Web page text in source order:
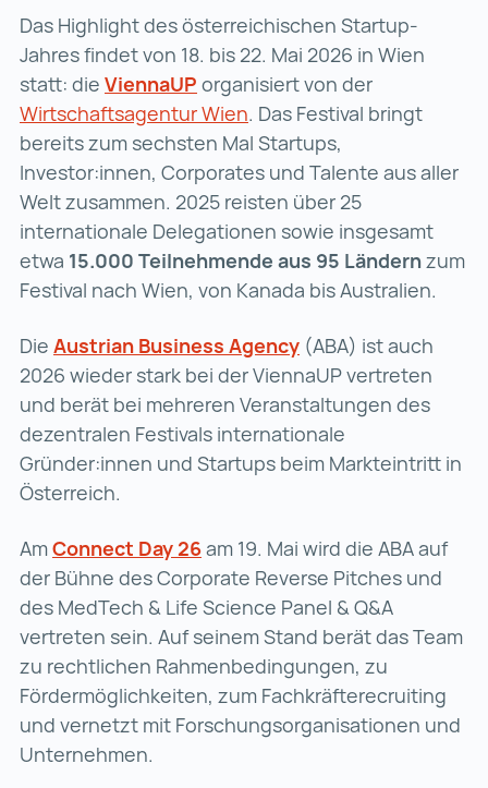
Das Highlight des österreichischen Startup-
Jahres findet von 18. bis 22. Mai 2026 in Wien
statt: die ViennaUP ViennaUP (wird in einer
organisiert von der
Wirtschaftsagentur WienWirtschaftsagentur Wien
. Das Festival bringt
bereits zum sechsten Mal Startups,
Investor:innen, Corporates und Talente aus aller
Welt zusammen. 2025 reisten über 25
internationale Delegationen sowie insgesamt
etwa 15.000 Teilnehmende aus 95 Ländernzum
Festival nach Wien, von Kanada bis Australien.
Die Austrian Business Agency Austrian Business
(ABA) ist auch
2026 wieder stark bei der ViennaUP vertreten
und berät bei mehreren Veranstaltungen des
dezentralen Festivals internationale
Gründer:innen und Startups beim Markteintritt in
Österreich.
AmConnect Day 26Connect Day 26 (wird in
am 19. Mai wird die ABA auf
der Bühne des Corporate Reverse Pitches und
des MedTech & Life Science Panel & Q&A
vertreten sein. Auf seinem Stand berät das Team
zu rechtlichen Rahmenbedingungen, zu
Fördermöglichkeiten, zum Fachkräfterecruiting
und vernetzt mit Forschungsorganisationen und
Unternehmen.